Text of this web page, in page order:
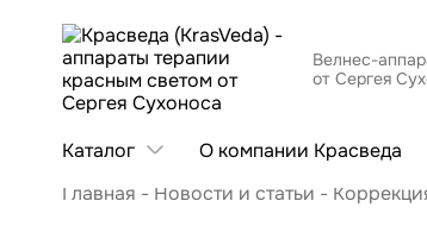
Велнес-
от Сергея
Каталог
О компании Красведа
Главная - Новости и статьи -